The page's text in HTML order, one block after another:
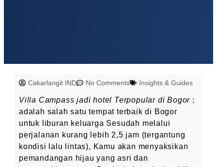
Cakarlangit IND No Comments Insights & Guides
Villa Campass jadi hotel Terpopular di Bogor :
adalah salah satu tempat terbaik di Bogor
untuk liburan keluarga Sesudah melalui
perjalanan kurang lebih 2,5 jam (tergantung
kondisi lalu lintas), Kamu akan menyaksikan
pemandangan hijau yang asri dan